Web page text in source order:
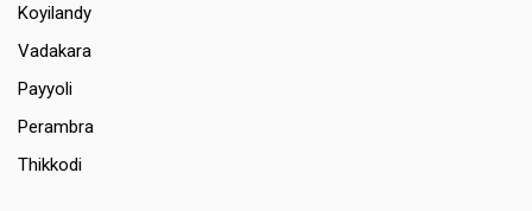
Koyilandy
Vadakara
Payyoli
Perambra
Thikkodi